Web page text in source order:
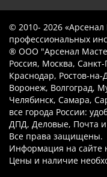
© 2010- 2026
профессиональных
® ООО "Арсенал
Россия, Москва,
Краснодар, Ростов-
Воронеж, Волгоград,
Челябинск, Самара,
все города России:
ДПД, Деловые, Почта
Все права защищены.
Информация на сайте
Цены и наличие